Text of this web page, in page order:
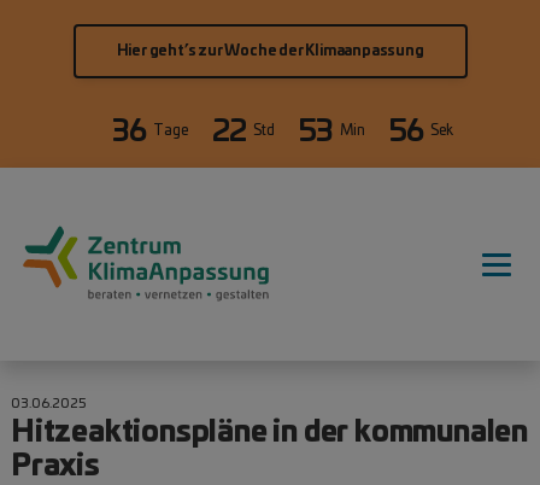
Hier geht’s zur Woche der Klimaanpassung
36 Tage 22 Std 53 Min 56 Sek
03.06.2025
Hitzeaktionspläne in der kommunalen
Praxis